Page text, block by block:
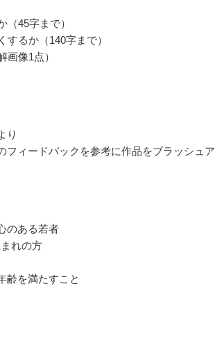
（45字まで）
るか（140字まで）
画像1点）
り
ィードバックを参考に作品をブラッシュア
のある若者
れの方
齢を満たすこと